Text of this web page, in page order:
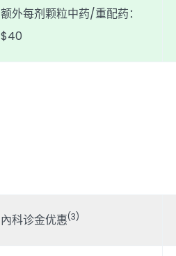
额外每剂颗粒中药/重配药：
$40
內科诊金优惠(3)